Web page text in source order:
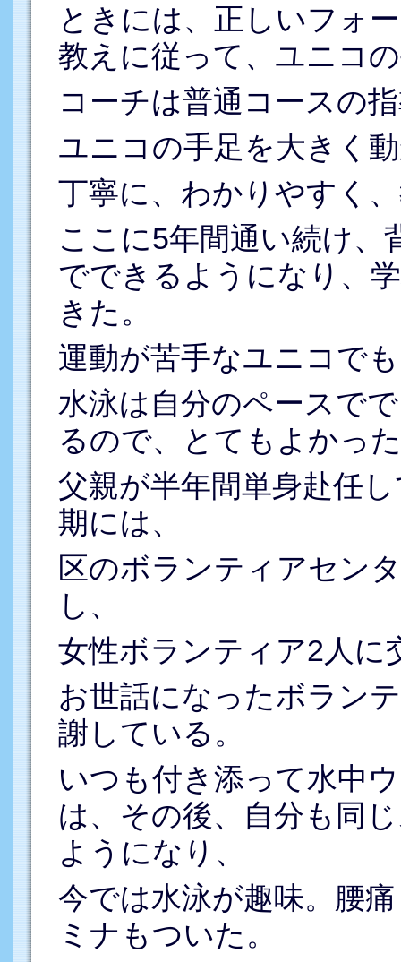
ときには、正しいフォ
教えに従って、ユニコ
コーチは普通コースの
ユニコの手足を大きく
丁寧に、わかりやすく
ここに5年間通い続け、
でできるようになり、
きた。
運動が苦手なユニコで
水泳は自分のペースで
るので、とてもよかっ
父親が半年間単身赴任
期には、
区のボランティアセン
し、
女性ボランティア2人に
お世話になったボラン
謝している。
いつも付き添って水中
は、その後、自分も同
ようになり、
今では水泳が趣味。腰
ミナもついた。